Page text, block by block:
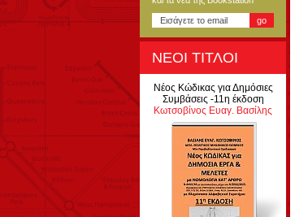
ΝΕΟΙ ΤΙΤΛΟΙ
Νέος Κώδικας για Δημόσιες
Συμβάσεις -11η έκδοση
Κωτσοβίνος Ευαγ. Βασίλης